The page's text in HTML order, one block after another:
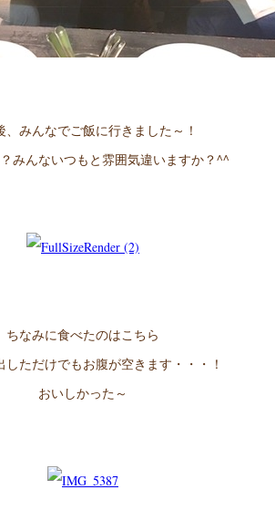
、みんなでご飯に行きました～！
みんないつもと雰囲気違いますか？^^
ちなみに食べたのはこちら
しただけでもお腹が空きます・・・！
おいしかった～